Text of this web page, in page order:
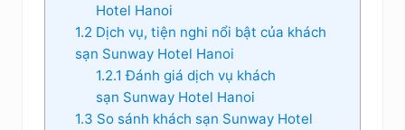
Hotel Hanoi
1.2 Dịch vụ, tiện nghi nổi bật của khách
sạn Sunway Hotel Hanoi
1.2.1 Đánh giá dịch vụ khách
sạn Sunway Hotel Hanoi
1.3 So sánh khách sạn Sunway Hotel